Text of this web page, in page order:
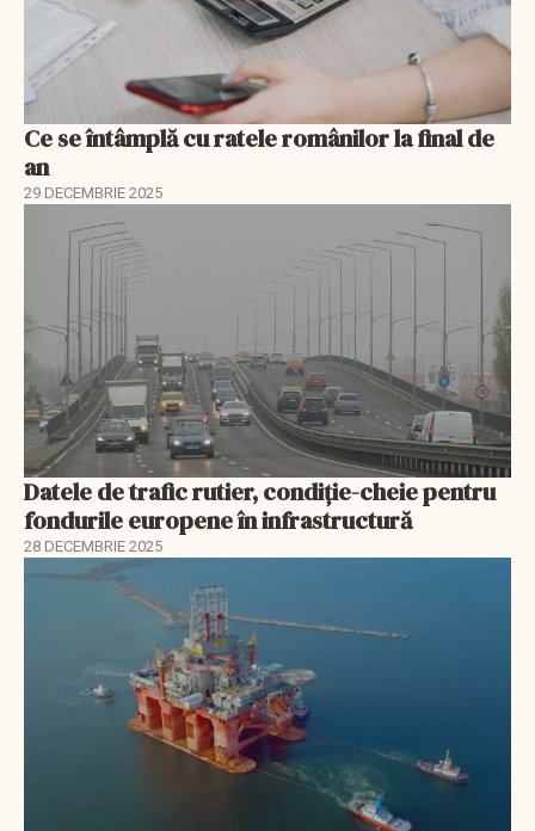
Ce se întâmplă cu ratele românilor la final de
an
29 DECEMBRIE 2025
Datele de trafic rutier, condiție-cheie pentru
fondurile europene în infrastructură
28 DECEMBRIE 2025